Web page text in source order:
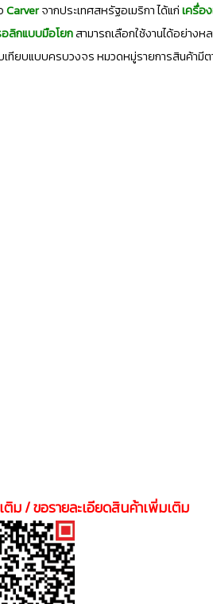
Carver จากประเทศสหรัฐอเมริกา ได้แก่เครื่อ
อลิกแบบมือโยกสามารถเลือกใช้งานได้อย่าง
ทียบแบบครบวงจร หมวดหมู่รายการสินค้ามีต
ม / ขอรายละเอียดสินค้าเพิ่มเติม